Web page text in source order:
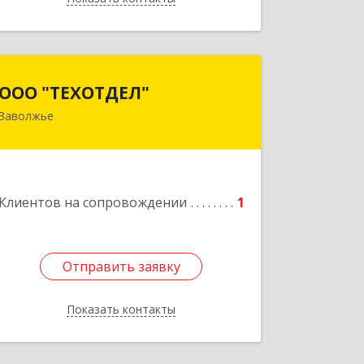
ООО "ТЕХОТДЕЛ"
Клиентов на сопровождении 1
Отправить заявку
Показать контакты
Отправить заявку
Назад